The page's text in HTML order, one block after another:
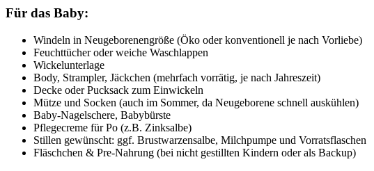
Für das Baby:
Windeln in Neugeborenengröße (Öko oder konventionell je nach Vorliebe)
Feuchttücher oder weiche Waschlappen
Wickelunterlage
Body, Strampler, Jäckchen (mehrfach vorrätig, je nach Jahreszeit)
Decke oder Pucksack zum Einwickeln
Mütze und Socken (auch im Sommer, da Neugeborene schnell auskühlen)
Baby-Nagelschere, Babybürste
Pflegecreme für Po (z.B. Zinksalbe)
Stillen gewünscht: ggf. Brustwarzensalbe, Milchpumpe und Vorratsflaschen
Fläschchen & Pre-Nahrung (bei nicht gestillten Kindern oder als Backup)